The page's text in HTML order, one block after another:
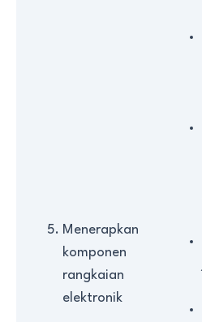
Menerapkan
komponen
rangkaian
elektronik